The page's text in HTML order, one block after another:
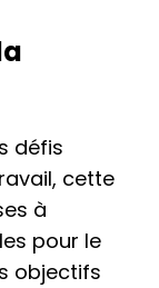
défis
cette
à
pour le
objectifs